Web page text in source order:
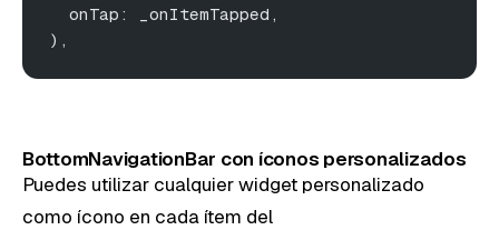
  onTap: _onItemTapped,
),
BottomNavigationBar con íconos personalizados
Puedes utilizar cualquier widget personalizado
como ícono en cada ítem del